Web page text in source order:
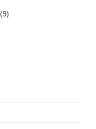
(9)